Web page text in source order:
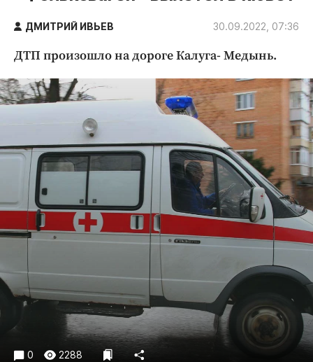
Статьи
Народные новости
Благоустройство
Криминал
Недвижимость и ЖКХ
Образование
Общество
Погода
Праздники
Происшествия
Экономика и бизнес
ПРОЕКТЫ
Блоги
Издания
ДМИТРИЙ ИВЬЕВ 30.09.2022, 07:36
ДТП произошло на дороге Калуга- Медынь.
0 2288